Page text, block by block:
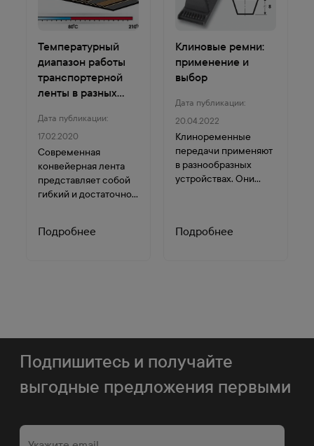
Температурный
диапазон работы
транспортерной
ленты в разных
Дата публикации:
17.02.2020
Современная
конвейерная лента
представляет собой
гибкий и достаточно
входит ткань и два
Подробнее
Клиновые ремни:
применение и
выбор
Дата публикации:
20.04.2022
Клиноременные
передачи применяют
в разнообразных
устройствах. Они
счёт трения боковых
Подробнее
Подпишитесь и получайте
выгодные предложения первыми